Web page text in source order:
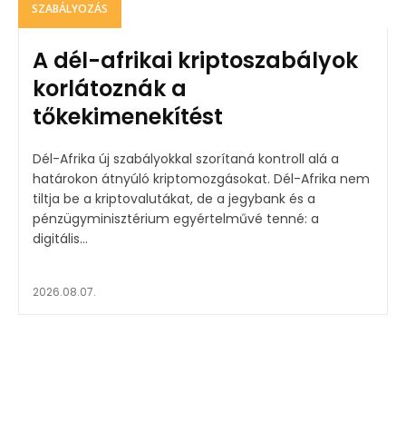
SZABÁLYOZÁS
A dél-afrikai kriptoszabályok
korlátoznák a
tőkekimenekítést
Dél-Afrika új szabályokkal szorítaná kontroll alá a
határokon átnyúló kriptomozgásokat. Dél-Afrika nem
tiltja be a kriptovalutákat, de a jegybank és a
pénzügyminisztérium egyértelművé tenné: a
digitális...
2026.08.07.